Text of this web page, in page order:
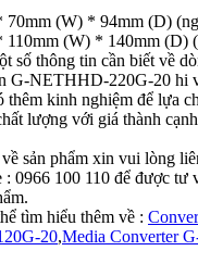
(W) * 94mm (D)
(W) * 140mm (D)
số thông tin cần biết về
G-NETHHD-220G-20 hi
thêm kinh nghiệm để lựa
lượng với giá thành
sản phẩm xin vui lòng
: 0966 100 110 để được tư
tìm hiểu thêm về :
20,Media Converter